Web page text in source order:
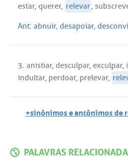
estar, querer, relevar,
Ant: abnuir, desapoiar,
3. anistiar, desculpar, exculpar,
indultar, perdoar, prelevar,
+sinônimos e antônimos de
PALAVRAS